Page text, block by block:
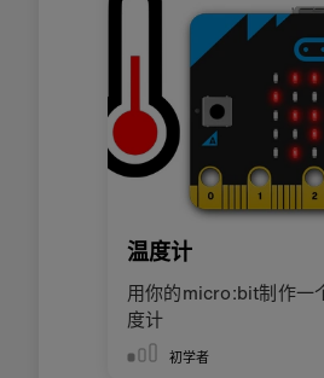
温度计
用你的micro:bit制作一
度计
初学者